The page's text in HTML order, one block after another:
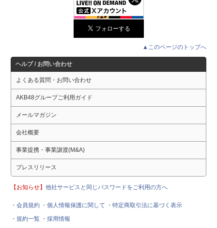
▲このページのトップへ
ヘルプ / お問い合わせ
よくある質問・お問い合わせ
AKB48グループご利用ガイド
メールマガジン
会社概要
事業提携・事業譲渡(M&A)
プレスリリース
【お知らせ】他社サービスと同じパスワードをご利用の方へ
・会員規約 ・個人情報保護に関して
・特定商取引法に基づく表示
・規約一覧 ・採用情報